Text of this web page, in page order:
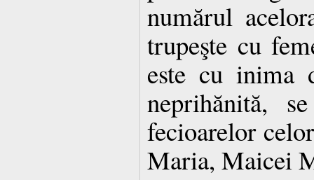
numărul
trupeşte cu
este cu inima
neprihănită,
fecioarelor
Maria, Maicei